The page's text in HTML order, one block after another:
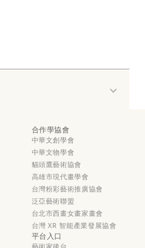
合作學協會
中華文創學會
中華文物學會
貓頭鷹藝術協會
高雄市現代畫學會
台灣粉彩藝術推廣協會
泛亞藝術聯盟
台北市西畫女畫家畫會
台灣 XR 智能產業發展協會
平台入口